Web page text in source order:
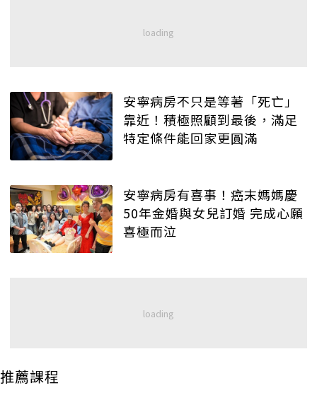
安寧病房不只是等著「死亡」
靠近！積極照顧到最後，滿足
特定條件能回家更圓滿
安寧病房有喜事！癌末媽媽慶
50年金婚與女兒訂婚 完成心願
喜極而泣
推薦課程